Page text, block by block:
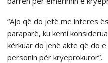
“Ajo që do jetë me interes
paraparë, ku kemi
kërkuar do jenë akte që do
personin për kryeprokuror”.